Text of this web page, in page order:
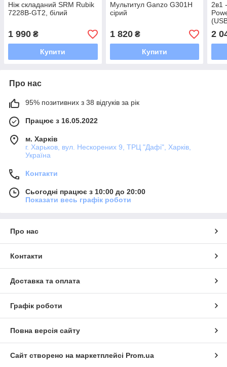
Ніж складаний SRM Rubik
7228B-GT2, білий
1 990 ₴
Купити
Мультитул Ganzo G301H
сірий
1 820₴
Купити
2в1
2
Про нас
95% позитивних з 38 відгуків за рік
Працює з 16.05.2022
м. Харків
г. Харьков, вул. Нескорених 9, ТРЦ "Дафі", Харків,
Україна
Контакти
Сьогодні працює з 10:00 до 20:00
Показати весь графік роботи
Про нас
Контакти
Доставка та оплата
Графік роботи
Повна версія сайту
Сайт створено на маркетплейсі Prom.ua